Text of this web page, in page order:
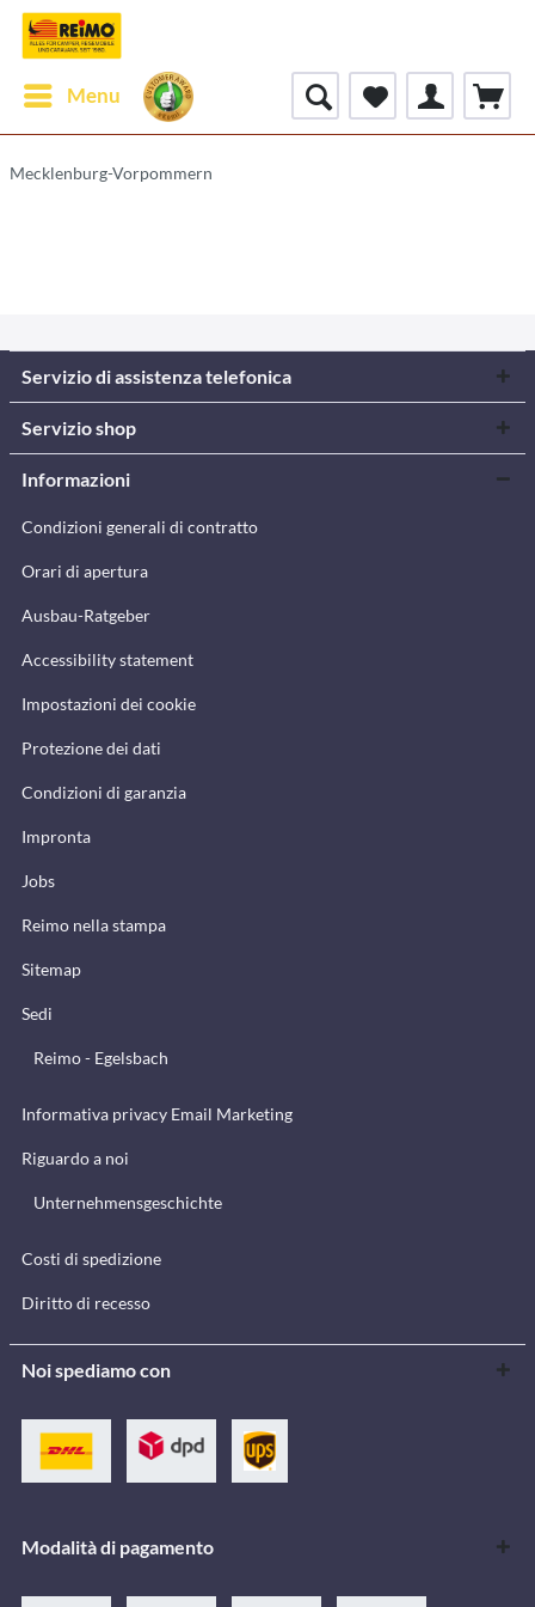
Menu
Mecklenburg-Vorpommern
Servizio di assistenza telefonica
Servizio shop
Informazioni
Condizioni generali di contratto
Orari di apertura
Ausbau-Ratgeber
Accessibility statement
Impostazioni dei cookie
Protezione dei dati
Condizioni di garanzia
Impronta
Jobs
Reimo nella stampa
Sitemap
Sedi
Reimo - Egelsbach
Informativa privacy Email Marketing
Riguardo a noi
Unternehmensgeschichte
Costi di spedizione
Diritto di recesso
Noi spediamo con
Modalità di pagamento